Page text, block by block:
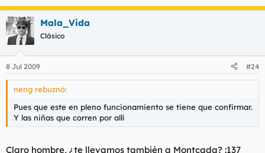
Mala_Vida
Clásico
8 Jul 2009 #24
neng rebuznó:
Pues que este en pleno funcionamiento se tiene que confirmar.
Y las niñas que corren por allí
Claro hombre, ¿te llevamos también a Montcada? :137